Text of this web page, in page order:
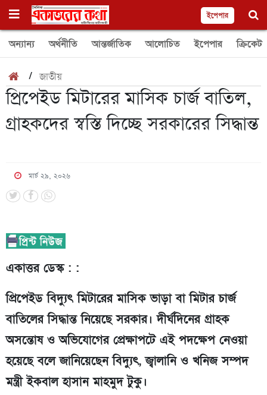
ইপেপার
অন্যান্য অর্থনীতি আন্তর্জাতিক আলোচিত ইপেপার ক্রিকেট
/জাতীয়
প্রিপেইড মিটারের মাসিক চার্জ বাতিল,
গ্রাহকদের স্বস্তি দিচ্ছে সরকারের সিদ্ধান্ত
মার্চ ২৯, ২০২৬
একাত্তর ডেস্ক : :
প্রিপেইড বিদ্যুৎ মিটারের মাসিক ভাড়া বা মিটার চার্জ
বাতিলের সিদ্ধান্ত নিয়েছে সরকার। দীর্ঘদিনের গ্রাহক
অসন্তোষ ও অভিযোগের প্রেক্ষাপটে এই পদক্ষেপ নেওয়া
হয়েছে বলে জানিয়েছেন বিদ্যুৎ, জ্বালানি ও খনিজ সম্পদ
মন্ত্রী ইকবাল হাসান মাহমুদ টুকু।